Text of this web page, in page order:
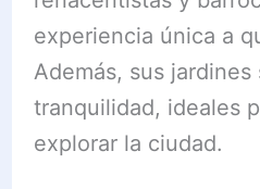
experiencia única a
Además, sus jardines
tranquilidad, ideales
explorar la ciudad.